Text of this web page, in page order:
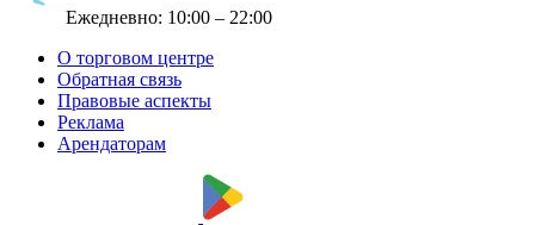
Ежедневно: 10:00 – 22:00
О торговом центре
Обратная связь
Правовые аспекты
Реклама
Арендаторам